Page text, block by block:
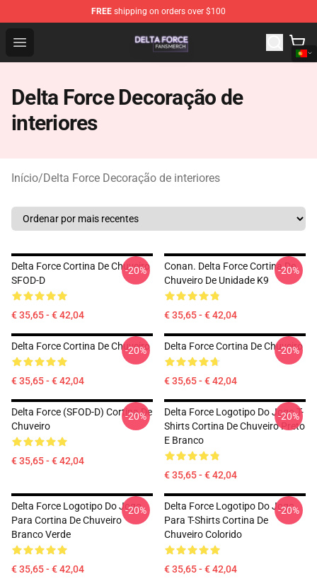
FREE shipping on orders over $100
Open menu
Delta Force Shop - Official Delta Force Merchandise
Delta Force Decoração de
interiores
Início/Delta Force Decoração de interiores
Delta Force Cortina De Chuveiro
SFOD-D
€ 35,65 - € 42,04
-20%
Conan. Delta Force Cortina De
Chuveiro De Unidade K9
€ 35,65 - € 42,04
-20%
Delta Force Cortina De Chuveiro
€ 35,65 - € 42,04
-20% Delta Force Cortina De Chuveiro
€ 35,65 - € 42,04
-20%
Delta Force (SFOD-D) Cortina De
Chuveiro
€ 35,65 - € 42,04
-20%
Delta Force Logotipo Do Jogo T-
Shirts Cortina De Chuveiro Preto
E Branco
€ 35,65 - € 42,04
-20%
Delta Force Logotipo Do Jogo
Para Cortina De Chuveiro
Branco Verde
€ 35,65 - € 42,04
-20%
Delta Force Logotipo Do Jogo
Para T-Shirts Cortina De
Chuveiro Colorido
€ 35,65 - € 42,04
-20%